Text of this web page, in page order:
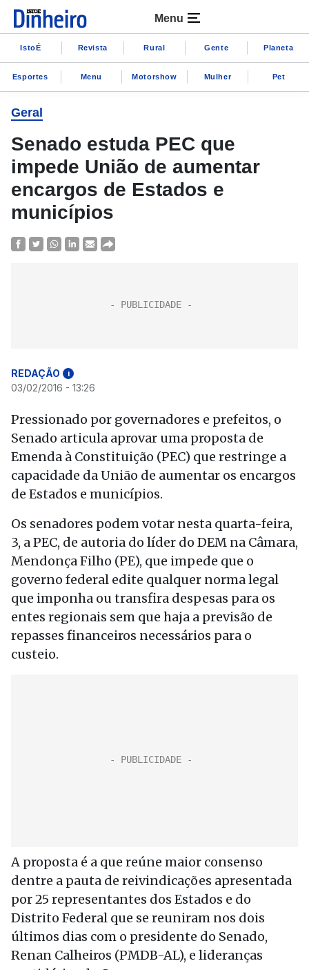
Menu
IstoÉ Revista Rural Gente Planeta
Esportes Menu Motorshow Mulher Pet
Geral
Senado estuda PEC que
impede União de aumentar
encargos de Estados e
municípios
REDAÇÃO i
03/02/2016 - 13:26
Pressionado por governadores e prefeitos, o
Senado articula aprovar uma proposta de
Emenda à Constituição (PEC) que restringe a
capacidade da União de aumentar os encargos
de Estados e municípios.
Os senadores podem votar nesta quarta-feira,
3, a PEC, de autoria do líder do DEM na Câmara,
Mendonça Filho (PE), que impede que o
governo federal edite qualquer norma legal
que imponha ou transfira despesas para os
entes regionais sem que haja a previsão de
repasses financeiros necessários para o
custeio.
A proposta é a que reúne maior consenso
dentre a pauta de reivindicações apresentada
por 25 representantes dos Estados e do
Distrito Federal que se reuniram nos dois
últimos dias com o presidente do Senado,
Renan Calheiros (PMDB-AL), e lideranças